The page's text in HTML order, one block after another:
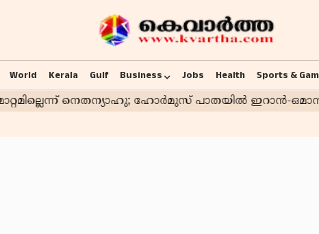
World Kerala Gulf Business Jobs Health Sports &